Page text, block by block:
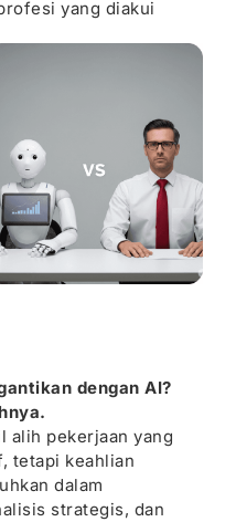
yang diakui
dengan AI?
alih pekerjaan yang
tetapi keahlian
dalam
strategis, dan